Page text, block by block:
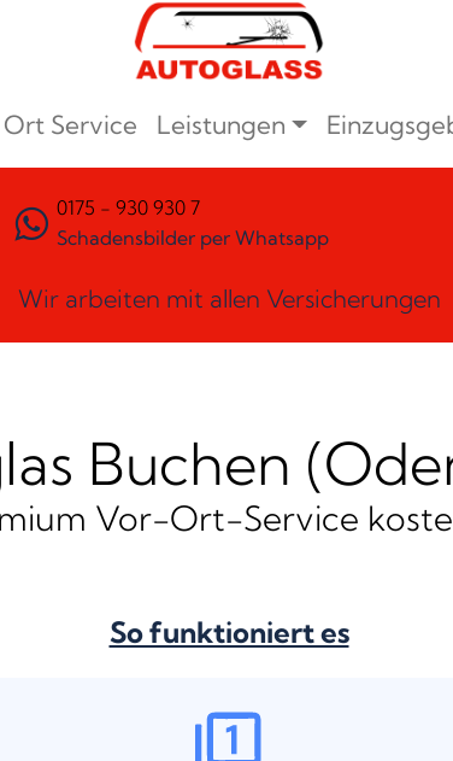
Service Leistungen
0175 - 930 930 7
Schadensbilder per Whatsapp
Wir arbeiten mit allen Versicherungen
Buchen
Vor-Ort-Service
So funktioniert es